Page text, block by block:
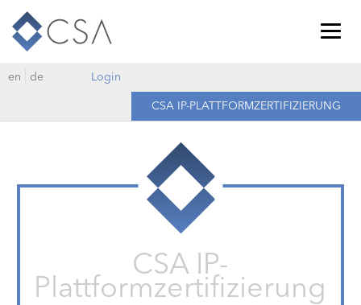
en de
Login
CSA IP-PLATTFORMZERTIFIZIERUNG
CSA IP-
Plattformzertifizierung